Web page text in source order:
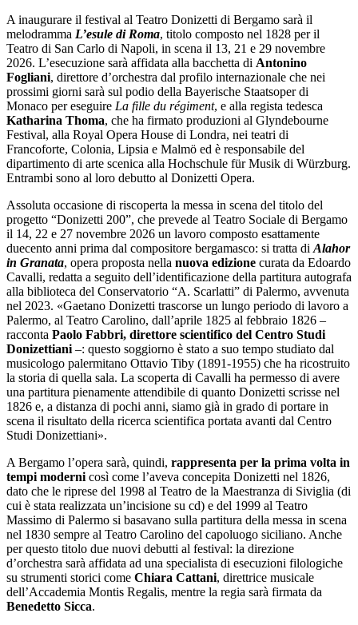
A inaugurare il festival al Teatro Donizetti di Bergamo sarà il
melodramma L’esule di Roma, titolo composto nel 1828 per il
Teatro di San Carlo di Napoli, in scena il 13, 21 e 29 novembre
2026. L’esecuzione sarà affidata alla bacchetta di Antonino
Fogliani, direttore d’orchestra dal profilo internazionale che nei
prossimi giorni sarà sul podio della Bayerische Staatsoper di
Monaco per eseguire La fille du régiment, e alla regista tedesca
Katharina Thoma, che ha firmato produzioni al Glyndebourne
Festival, alla Royal Opera House di Londra, nei teatri di
Francoforte, Colonia, Lipsia e Malmö ed è responsabile del
dipartimento di arte scenica alla Hochschule für Musik di Würzburg.
Entrambi sono al loro debutto al Donizetti Opera.
Assoluta occasione di riscoperta la messa in scena del titolo del
progetto “Donizetti 200”, che prevede al Teatro Sociale di Bergamo
il 14, 22 e 27 novembre 2026 un lavoro composto esattamente
duecento anni prima dal compositore bergamasco: si tratta di Alahor
in Granata, opera proposta nella nuova edizione curata da Edoardo
Cavalli, redatta a seguito dell’identificazione della partitura autografa
alla biblioteca del Conservatorio “A. Scarlatti” di Palermo, avvenuta
nel 2023. «Gaetano Donizetti trascorse un lungo periodo di lavoro a
Palermo, al Teatro Carolino, dall’aprile 1825 al febbraio 1826 –
racconta Paolo Fabbri, direttore scientifico del Centro Studi
Donizettiani –: questo soggiorno è stato a suo tempo studiato dal
musicologo palermitano Ottavio Tiby (1891-1955) che ha ricostruito
la storia di quella sala. La scoperta di Cavalli ha permesso di avere
una partitura pienamente attendibile di quanto Donizetti scrisse nel
1826 e, a distanza di pochi anni, siamo già in grado di portare in
scena il risultato della ricerca scientifica portata avanti dal Centro
Studi Donizettiani».
A Bergamo l’opera sarà, quindi, rappresenta per la prima volta in
tempi moderni così come l’aveva concepita Donizetti nel 1826,
dato che le riprese del 1998 al Teatro de la Maestranza di Siviglia (di
cui è stata realizzata un’incisione su cd) e del 1999 al Teatro
Massimo di Palermo si basavano sulla partitura della messa in scena
nel 1830 sempre al Teatro Carolino del capoluogo siciliano. Anche
per questo titolo due nuovi debutti al festival: la direzione
d’orchestra sarà affidata ad una specialista di esecuzioni filologiche
su strumenti storici come Chiara Cattani, direttrice musicale
dell’Accademia Montis Regalis, mentre la regia sarà firmata da
Benedetto Sicca.